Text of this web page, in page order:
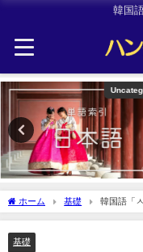
韓国
ホーム 基礎 韓国語「
基礎